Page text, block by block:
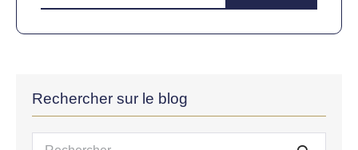
Rechercher sur le blog
Recherche